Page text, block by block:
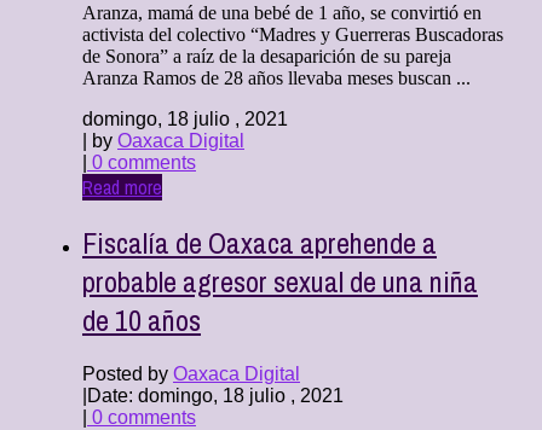
Aranza, mamá de una bebé de 1 año, se convirtió en
activista del colectivo “Madres y Guerreras Buscadoras
de Sonora” a raíz de la desaparición de su pareja
Aranza Ramos de 28 años llevaba meses buscan ...
domingo, 18 julio , 2021
| by Oaxaca Digital
0 comments
Read more
Fiscalía de Oaxaca aprehende a
probable agresor sexual de una niña
de 10 años
Posted by Oaxaca Digital
Date: domingo, 18 julio , 2021
0 comments